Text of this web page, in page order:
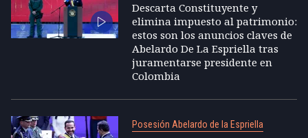
Descarta Constituyente y
elimina impuesto al patrimonio:
estos son los anuncios claves de
Abelardo De La Espriella tras
juramentarse presidente en
Colombia
Posesión Abelardo de la Espriella